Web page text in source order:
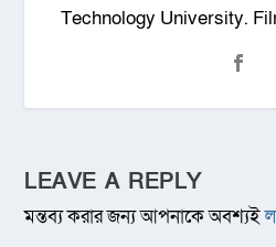
Technology University.
LEAVE A REPLY
মন্তব্য করার জন্য আপনাকে অবশ্যই